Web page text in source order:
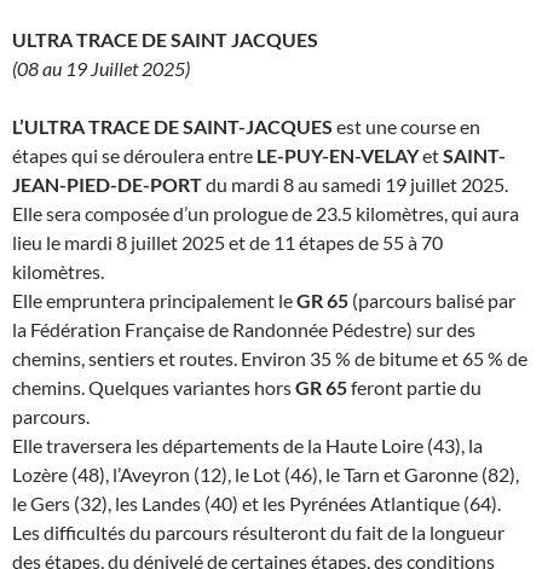
ULTRA TRACE DE SAINT JACQUES
(08 au 19 Juillet 2025)
L’ULTRA TRACE DE SAINT-JACQUES est une course en
étapes qui se déroulera entre LE-PUY-EN-VELAYetSAINT-
JEAN-PIED-DE-PORTdu mardi 8 au samedi 19 juillet 2025.
Elle sera composée d’un prologue de 23.5 kilomètres, qui aura
lieu le mardi 8 juillet 2025 et de 11 étapes de 55 à 70
kilomètres.
Elle empruntera principalement leGR 65 (parcours balisé par
la Fédération Française de Randonnée Pédestre) sur des
chemins, sentiers et routes. Environ 35 % de bitume et 65 % de
chemins. Quelques variantes horsGR 65feront partie du
parcours.
Elle traversera les départements de la Haute Loire (43), la
Lozère (48), l’Aveyron (12), le Lot (46), le Tarn et Garonne (82),
le Gers (32), les Landes (40) et les Pyrénées Atlantique (64).
Les difficultés du parcours résulteront du fait de la longueur
des étapes, du dénivelé de certaines étapes, des conditions